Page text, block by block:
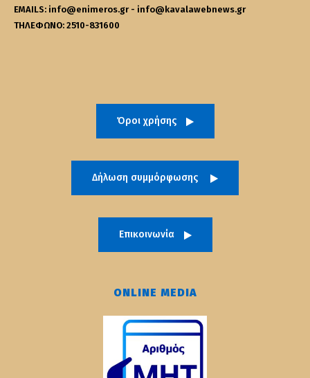
EMAILS: info@enimeros.gr - info@kavalawebnews.gr
ΤΗΛΕΦΩΝΟ: 2510-831600
Όροι χρήσης
Δήλωση συμμόρφωσης
Επικοινωνία
ONLINE MEDIA